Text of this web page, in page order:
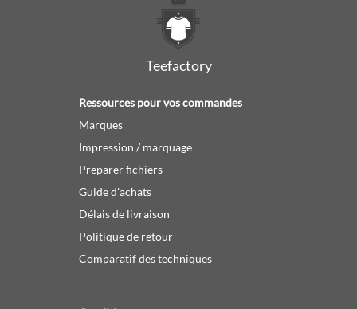
Teefactory
Ressources pour vos commandes
Marques
Impression / marquage
Preparer fichiers
Guide d'achats
Délais de livraison
Politique de retour
Comparatif des techniques